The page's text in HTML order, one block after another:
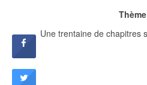
Une trentaine de chapitres